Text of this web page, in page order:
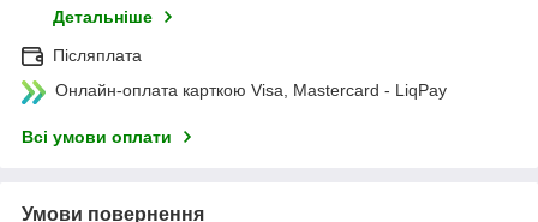
Детальніше
Післяплата
Онлайн-оплата карткою Visa, Mastercard - LiqPay
Всі умови оплати
Умови повернення